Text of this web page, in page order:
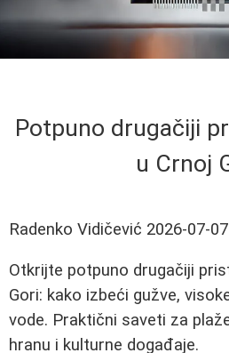
Potpuno drugačiji
u Crnoj
Radenko Vidičević 2026-07-07
Otkrijte potpuno drugačiji
Gori: kako izbeći gužve,
vode. Praktični saveti za
hranu i kulturne događaje.